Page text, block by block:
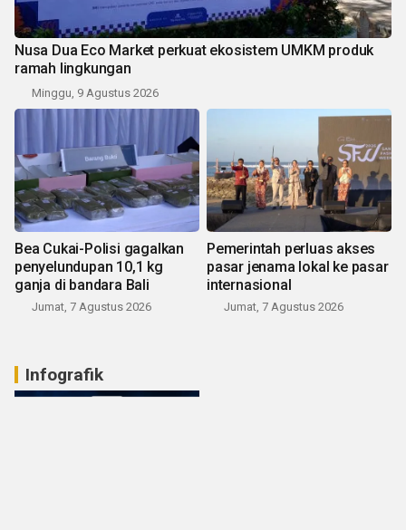
Nusa Dua Eco Market perkuat ekosistem UMKM produk
ramah lingkungan
Minggu, 9 Agustus 2026
Bea Cukai-Polisi gagalkan
penyelundupan 10,1 kg
ganja di bandara Bali
Jumat, 7 Agustus 2026
Pemerintah perluas akses
pasar jenama lokal ke pasar
internasional
Jumat, 7 Agustus 2026
Infografik